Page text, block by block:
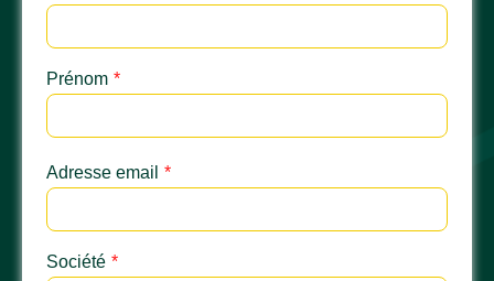
Prénom *
Adresse email *
Société *